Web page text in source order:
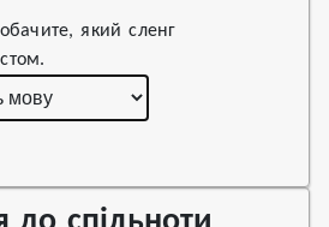
який сленг